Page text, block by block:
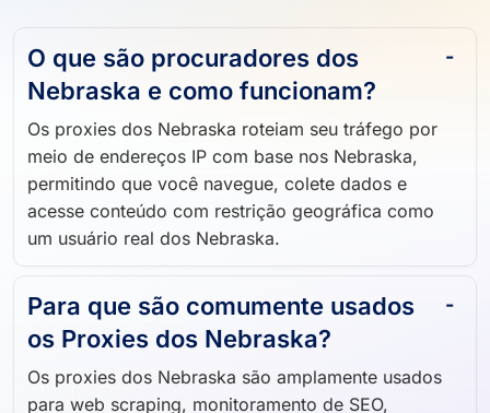
O que são procuradores dos
Nebraska e como funcionam?
Os proxies dos Nebraska roteiam seu tráfego por
meio de endereços IP com base nos Nebraska,
permitindo que você navegue, colete dados e
acesse conteúdo com restrição geográfica como
um usuário real dos Nebraska.
Para que são comumente usados ​​
os Proxies dos Nebraska?
Os proxies dos Nebraska são amplamente usados ​​
para web scraping, monitoramento de SEO,